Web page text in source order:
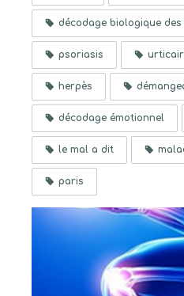
décodage biologique des
psoriasis
herpès
décodage émotionnel
le mal a dit
paris